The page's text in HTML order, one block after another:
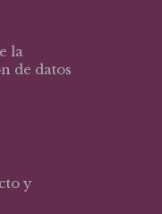
la
de datos
y